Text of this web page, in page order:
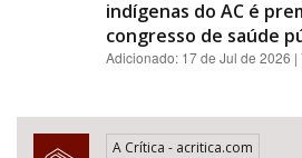
indígenas do AC é
congresso de saúde
Adicionado: 17 de Jul de 2026
A Crítica - acritica.com